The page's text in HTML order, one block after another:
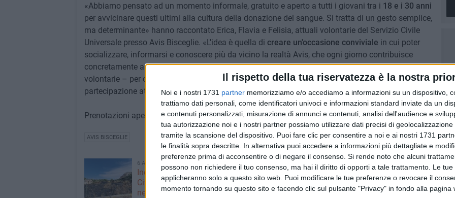
Il rispetto della tua riservatezza è la nostra
Noi e i nostri 1731 partner memorizziamo e/o accediamo a informazioni su un dispositivo,
trattiamo dati personali, come identificatori univoci e informazioni standard inviate da un
e contenuti personalizzati, misurazione di annunci e contenuti, analisi dell'audience e
tua autorizzazione noi e i nostri partner possiamo utilizzare dati precisi di
tramite la scansione del dispositivo. Puoi fare clic per consentire a noi e ai nostri 1731
le finalità sopra descritte. In alternativa puoi accedere a informazioni più dettagliate e
preferenze prima di acconsentire o di negare il consenso. Si rende noto che alcuni
possono non richiedere il tuo consenso, ma hai il diritto di opporti a tale trattamento. Le
applicheranno solo a questo sito web. Puoi modificare le tue preferenze o revocare il
momento tornando su questo sito e facendo clic sul pulsante "Privacy" in fondo alla pagina
«Abbiamo pensato ad un momento informale, gratuito e aperto a tutti i giovani tra i 18 e i 30 anni
per avvicinare questi ultimi alla cultura della donazione del sangue. Si tratta di un gesto semplice,
ma determinante» hanno raccontato Erica, Flavia e Felisia, attuali volontarie del Servizio Civile
Universale presso Avis Bisceglie. «L'idea è quella di creare un'occasione conviviale in cui poter
socializzare, informarsi e conoscere più da vicino la realtà Avis, che ogni giorno contribuisce
concretamente a salvare vite». «Ci auguriamo una grande partecipazione - hanno aggiunto le
volontarie – per condividere insieme un momento speciale all'insegna della solidarietà e della
partecipazione attiva».
Prenotazioni aperte fino a mercoledì 28 maggio al numero WhatsApp3460527760.
AVIS BISCEGLIE
6 AGOSTO 2026
Incendi boschivi in città, Spazio
Civico: «Ci sono stati controlli
nelle aree pubbliche e private?»
6 AGOSTO 2026
Il 20enne biscegliese Domenico
Caprioli entra nella Polizia di
Stato